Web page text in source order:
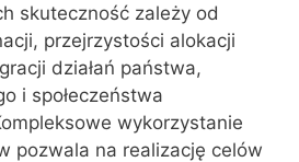
skuteczność zależy od
przejrzystości alokacji
działań państwa,
i społeczeństwa
wykorzystanie
pozwala na realizację celów